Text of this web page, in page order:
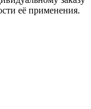
её применения.